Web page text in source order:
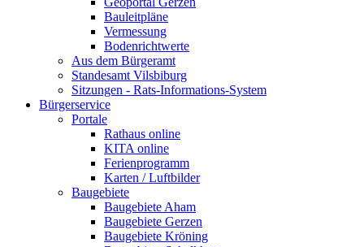
Bauleitpläne
Vermessung
Bodenrichtwerte
Aus dem Bürgeramt
Standesamt Vilsbiburg
Sitzungen - Rats-Informations-System
Bürgerservice
Portale
Rathaus online
KITA online
Ferienprogramm
Karten / Luftbilder
Baugebiete
Baugebiete Aham
Baugebiete Gerzen
Baugebiete Kröning